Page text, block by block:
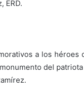
ERD.
a los héroes
del